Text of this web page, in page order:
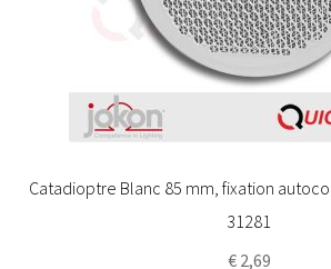
Catadioptre Blanc 85 mm, fixation
31281
€2,69